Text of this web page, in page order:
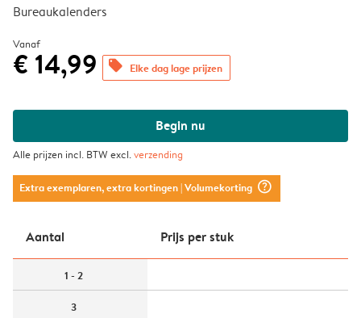
Bureaukalenders
Vanaf
€ 14,99 offers Elke dag lage prijzen
Begin nu
Alle prijzen incl. BTW excl.verzending
Extra exemplaren, extra kortingen| Volumekorting question_mark_circle
Aantal Prijs per stuk
1 - 2
3